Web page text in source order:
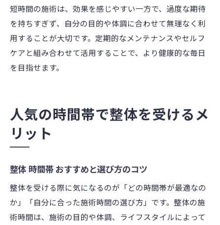
短時間の施術は、効果を感じやすい一方で、過度な期待
を持ちすぎず、自分の目的や体調に合わせて無理なく利
用することが大切です。定期的なメンテナンスやセルフ
ケアと組み合わせて活用することで、より健康的な毎日
を目指せます。
人気の時間帯で整体を受けるメ
リット
整体 時間帯 おすすめと選び方のコツ
整体を受ける際に気になるのが「どの時間帯が最適なの
か」「自分に合った施術時間の選び方」です。整体の施
術時間は、施術の目的や体調、ライフスタイルによって